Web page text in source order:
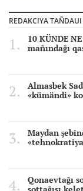
REDAKCIYA TAÑDAUI
10 KÜNDE
mañındağı
Almasbek
«kümändi»
Maydan
Qonaevtağı